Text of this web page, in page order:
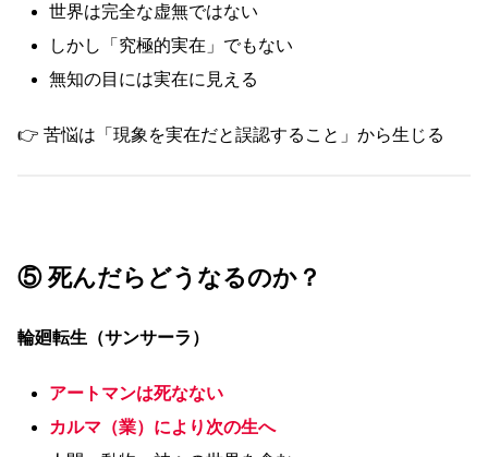
世界は完全な虚無ではない
しかし「究極的実在」でもない
無知の目には実在に見える
👉 苦悩は「現象を実在だと誤認すること」から生じる
⑤ 死んだらどうなるのか？
輪廻転生（サンサーラ）
アートマンは死なない
カルマ（業）により次の生へ